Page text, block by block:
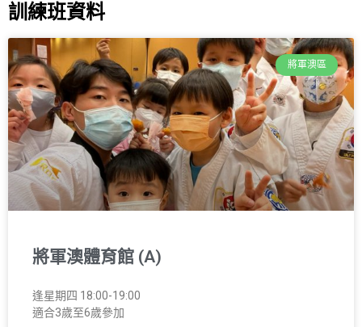
訓練班資料
將軍澳區
將軍澳體育館 (A)
逢星期四 18:00-19:00
適合3歲至6歲參加